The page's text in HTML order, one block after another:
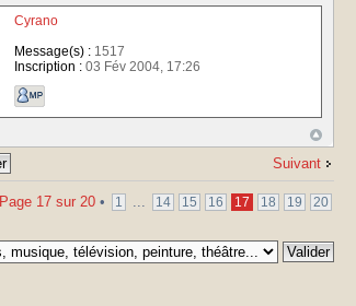
Cyrano
Message(s) :1517
Inscription :03 Fév 2004, 17:26
Suivant
Page 17 sur 20 • 1 ... 14 15 16 17 18 19 20